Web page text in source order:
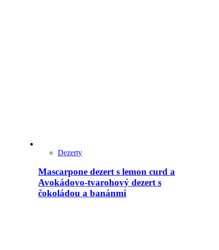
Dezerty
Mascarpone dezert s lemon curd a
Avokádovo-tvarohový dezert s
čokoládou a banánmi